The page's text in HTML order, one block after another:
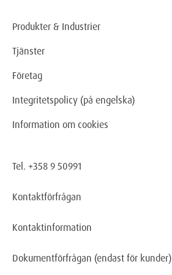
Produkter & Industrier
Tjänster
Företag
Integritetspolicy (på engelska)
Information om cookies
Tel. +358 9 50991
Kontaktförfrågan
Kontaktinformation
Dokumentförfrågan (endast för kunder)